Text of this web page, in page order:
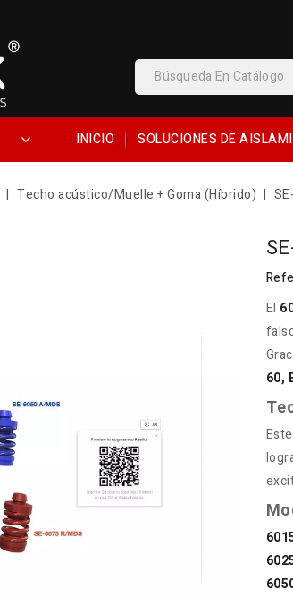
INICIO SOLUCIONES DE
Techo acústico/Muelle + Goma (Híbrido)
El
60,